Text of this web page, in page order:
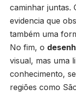
caminhar juntas.
evidencia que
também uma
No fim, o
visual, mas uma
conhecimento,
regiões como